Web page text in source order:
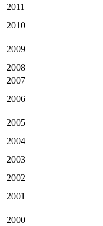
2011
2010
2009
2008
2007
2006
2005
2004
2003
2002
2001
2000